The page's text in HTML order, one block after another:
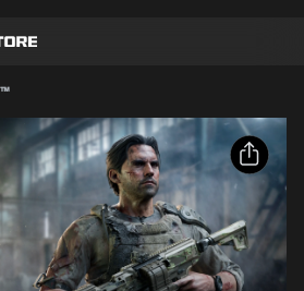
ACQUISTO
ANNULLA
sostituire o rimuovere
gioco in qualsiasi momento.
CONDIVIDI
Email
Facebook